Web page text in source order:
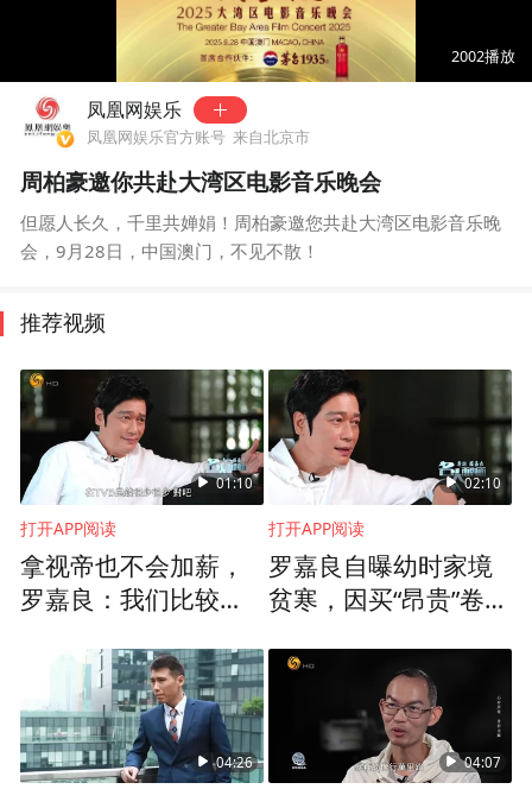
00:16
2002播放
凤凰网娱乐
凤凰网娱乐官方账号 来自北京市
周柏豪邀你共赴大湾区电影音乐晚会
但愿人长久，千里共婵娟！周柏豪邀您共赴大湾区电影音乐晚
会，9月28日，中国澳门，不见不散！
推荐视频
01:10
打开APP阅读
拿视帝也不会加薪，
罗嘉良：我们比较敬
是应该的
02:10
打开APP阅读
罗嘉良自曝幼时家境
贫寒，因买“昂贵”卷笔
04:26 04:07